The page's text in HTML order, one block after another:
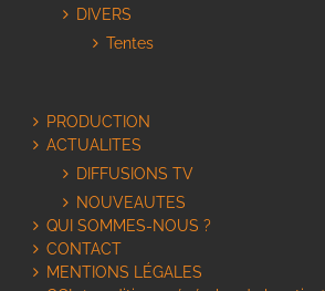
DIVERS
Tentes
PRODUCTION
ACTUALITES
DIFFUSIONS TV
NOUVEAUTES
QUI SOMMES-NOUS ?
CONTACT
MENTIONS LÉGALES